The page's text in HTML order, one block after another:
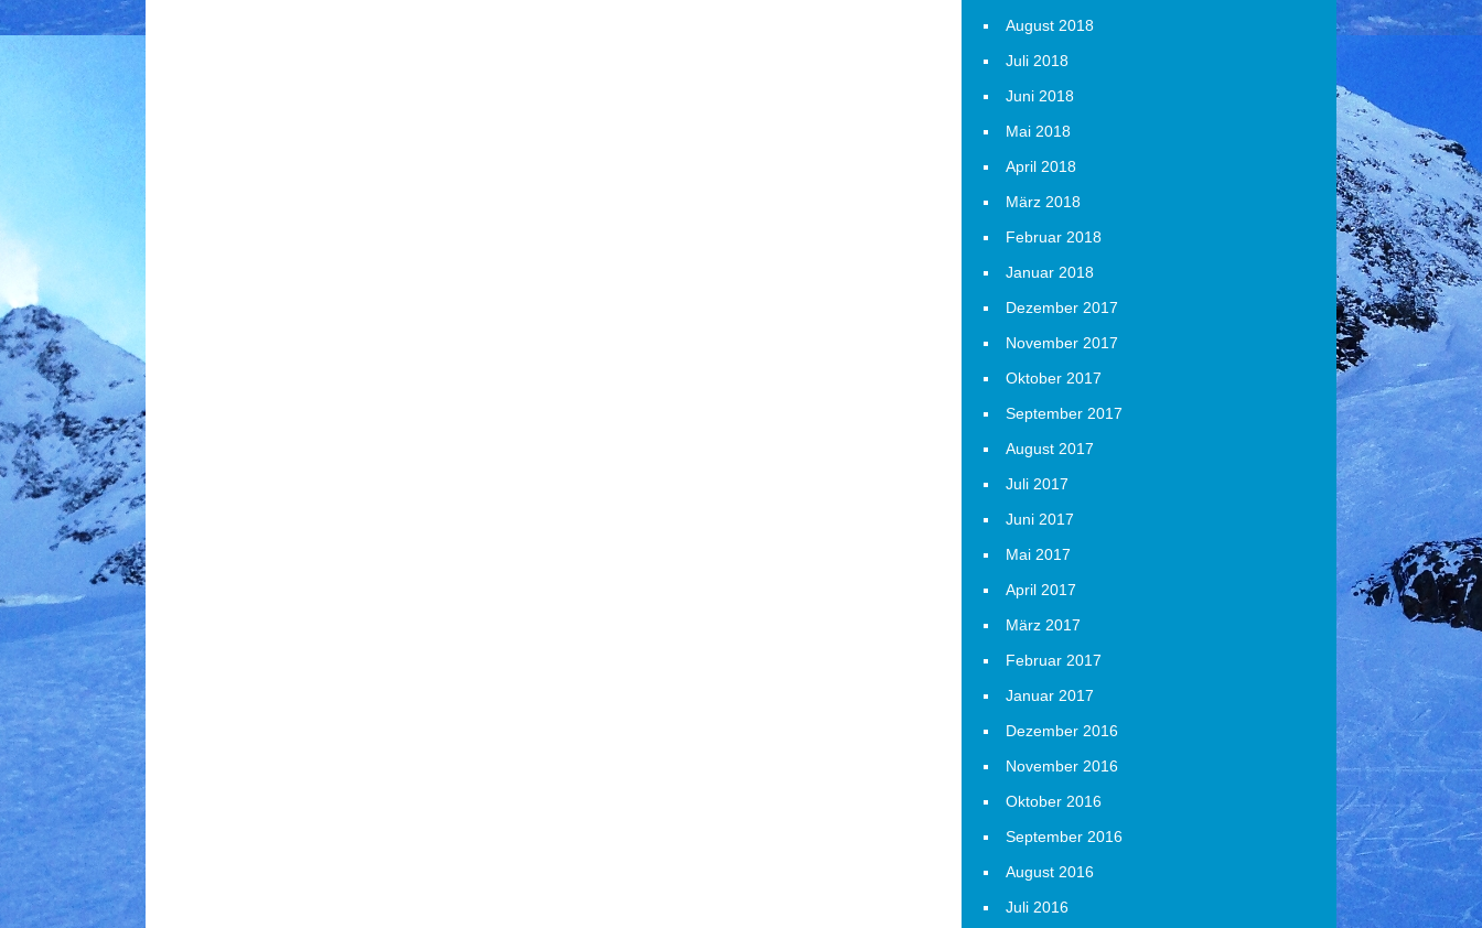
August 2018
Juli 2018
Juni 2018
Mai 2018
April 2018
März 2018
Februar 2018
Januar 2018
Dezember 2017
November 2017
Oktober 2017
September 2017
August 2017
Juli 2017
Juni 2017
Mai 2017
April 2017
März 2017
Februar 2017
Januar 2017
Dezember 2016
November 2016
Oktober 2016
September 2016
August 2016
Juli 2016